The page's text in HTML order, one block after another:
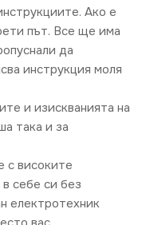
Ако е
път. Все ще има
да
инструкция моля
и изискванията на
така и за
с високите
себе си без
електротехник